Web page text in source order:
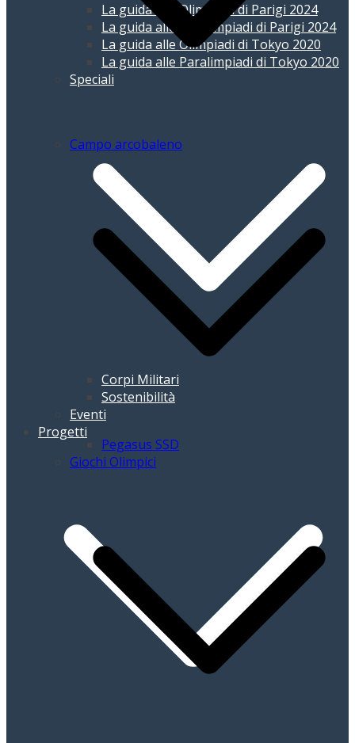
La guida alle Olimpiadi di Parigi 2024
La guida alle Paralimpiadi di Parigi 2024
La guida alle Olimpiadi di Tokyo 2020
La guida alle Paralimpiadi di Tokyo 2020
Speciali
Corpi Militari
Sostenibilità
Eventi
Progetti
Campo arcobaleno
Pegasus SSD
Giochi Olimpici